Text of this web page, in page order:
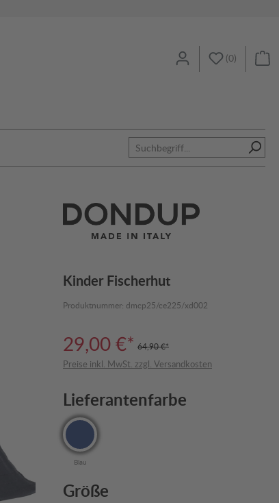
(0)
Kinder Fischerhut
Produktnummer: dmcp25/ce225/xd002
29,00 €* 64,90 €*
Preise inkl. MwSt. zzgl. Versandkosten
Lieferantenfarbe
Blau
Größe